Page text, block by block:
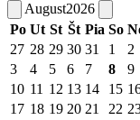
August2026
Po Ut St Št Pia So
27 28 29 30 31 1
2
3
4 5 6 7 8
9
10 11 12 13 14 15
17 18 19 20 21 22